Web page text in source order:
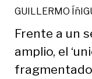
GUILLERMO
Frente a un
amplio, el